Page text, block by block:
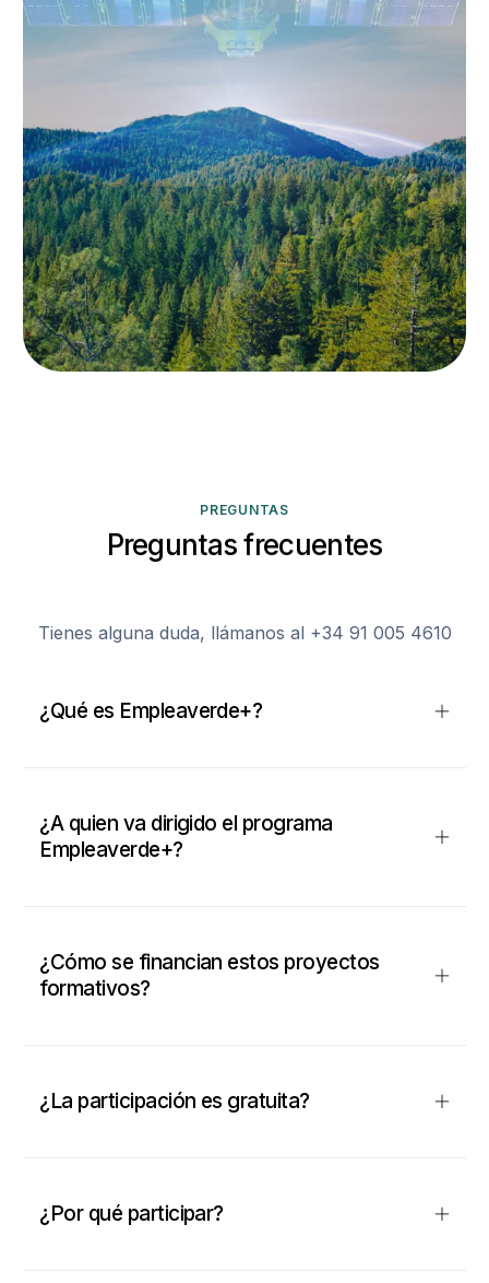
PREGUNTAS
Preguntas frecuentes
Tienes alguna duda, llámanos al +34 91 005 4610
¿Qué es Empleaverde+?
¿A quien va dirigido el programa
Empleaverde+?
¿Cómo se financian estos proyectos
formativos?
¿La participación es gratuita?
¿Por qué participar?